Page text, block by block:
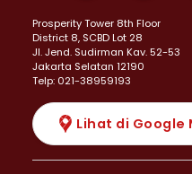
Prosperity Tower 8th Floor
District 8, SCBD Lot 28
JI. Jend. Sudirman Kav. 52-53
Jakarta Selatan 12190
Telp: 021-38959193
Lihat di Google